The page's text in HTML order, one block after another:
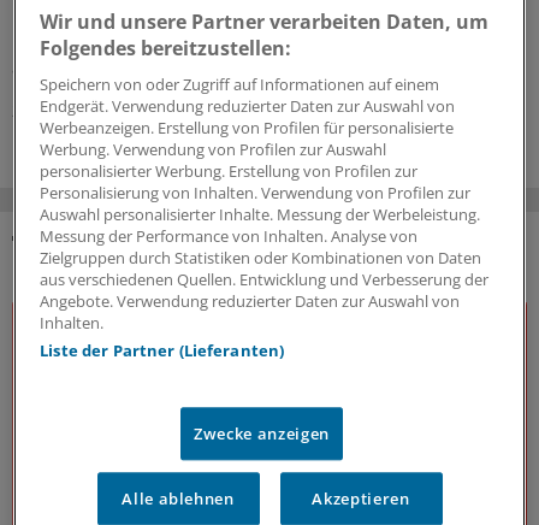
Es soll schneller voran gehen mit der elektronischen
Patientenakte (ePA) in Deutschland. Vor allem an
ärztlichem Mehrwert hapert es noch.
24.06.2026
DAS KÖNNTE SIE AUCH INTERESSIEREN
Wir und unsere Partner verarbeiten Daten, um
Folgendes bereitzustellen:
Speichern von oder Zugriff auf Informationen auf einem
Endgerät. Verwendung reduzierter Daten zur Auswahl von
Werbeanzeigen. Erstellung von Profilen für personalisierte
Werbung. Verwendung von Profilen zur Auswahl
personalisierter Werbung. Erstellung von Profilen zur
Personalisierung von Inhalten. Verwendung von Profilen zur
Auswahl personalisierter Inhalte. Messung der Werbeleistung.
Messung der Performance von Inhalten. Analyse von
Zielgruppen durch Statistiken oder Kombinationen von Daten
aus verschiedenen Quellen. Entwicklung und Verbesserung der
Angebote. Verwendung reduzierter Daten zur Auswahl von
Inhalten.
Liste der Partner (Lieferanten)
Zwecke anzeigen
Alle ablehnen Akzeptieren